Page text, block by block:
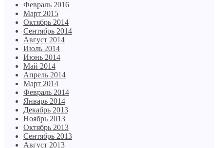
Февраль 2016
Март 2015
Октябрь 2014
Сентябрь 2014
Август 2014
Июль 2014
Июнь 2014
Май 2014
Апрель 2014
Март 2014
Февраль 2014
Январь 2014
Декабрь 2013
Ноябрь 2013
Октябрь 2013
Сентябрь 2013
Август 2013